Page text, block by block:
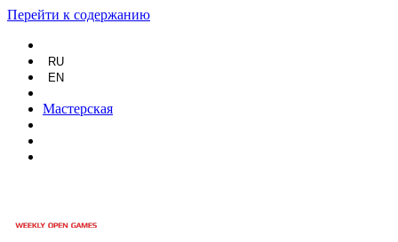
Перейти к содержанию
RU
EN
Мастерская